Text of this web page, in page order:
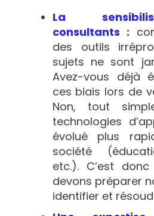
La
consultants :
des outils
sujets ne sont
Avez-vous déjà
ces biais lors de
Non, tout
technologies
évolué plus
société
etc.). C’est
devons préparer
identifier et